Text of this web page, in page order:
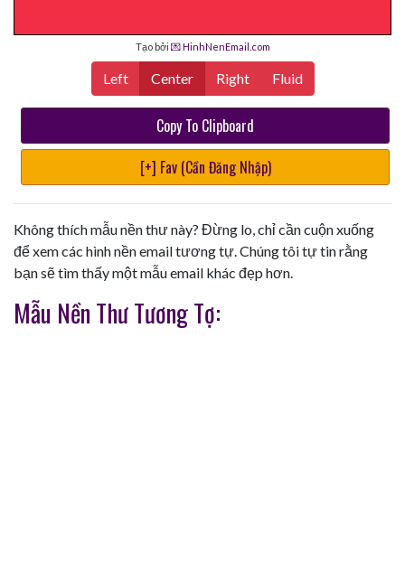
Tạo bởi 💌 HinhNenEmail.com
Left Center Right Fluid
Copy To Clipboard
[+] Fav (Cần Đăng Nhập)
Không thích mẫu nền thư này? Đừng lo, chỉ cần cuộn xuống
để xem các hình nền email tương tự. Chúng tôi tự tin rằng
bạn sẽ tìm thấy một mẫu email khác đẹp hơn.
Mẫu Nền Thư Tương Tợ: